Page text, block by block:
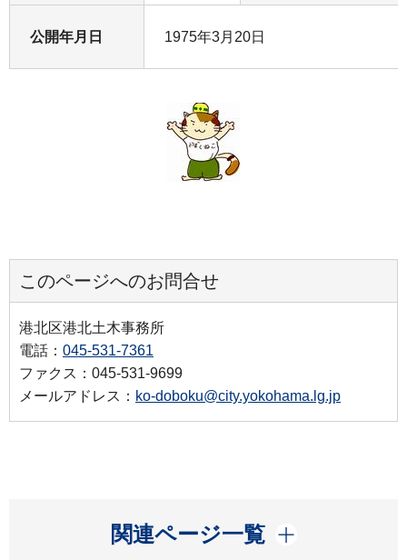
公開年月日 1975年3月20日
このページへのお問合せ
港北区港北土木事務所
電話： 045-531-7361
ファクス：045-531-9699
メールアドレス： ko-doboku@city.yokohama.lg.jp
関連ページ一覧
開く